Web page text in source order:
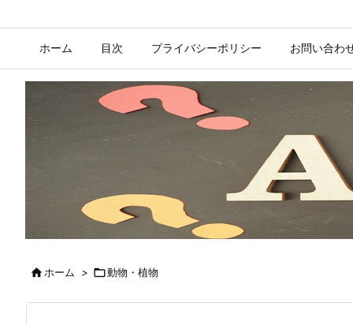
ホーム 目次 プライバシーポリシー お問い合わ
ホーム > 動物・植物